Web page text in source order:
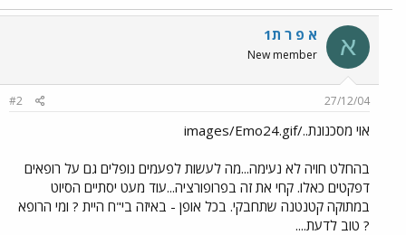
א א פ ר ת1
New member
27/12/04
#2
אוי מסכנונת../images/Emo24.gif
בהחלט חויה לא נעימה...מה לעשות לפעמים נופלים גם על רופאים
דפקטים כאלו. קחי את זה בפרופורציה...עוד מעט יסתיים הסיוט
במתוקה קטנטנה שתחבקי. בכל אופן - באיזה בי"ח היית ? ומי הרופא
? טוב לדעת....